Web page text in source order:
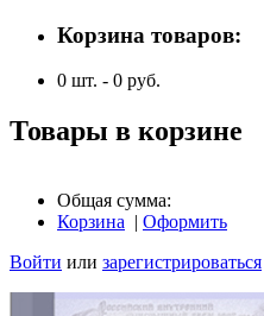
Корзина товаров:
0 шт. - 0 руб.
Товары в корзине
Общая сумма:
Корзина | Оформить
Войти или зарегистрироваться